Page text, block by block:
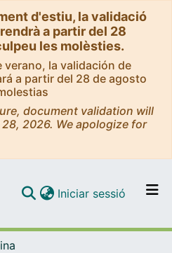
d'estiu, la validació
a partir del 28
les molèsties.
verano, la validación de
a partir del 28 de agosto
document validation will
2026. We apologize for
Navega per tot el DD
Iniciar sessió (current)